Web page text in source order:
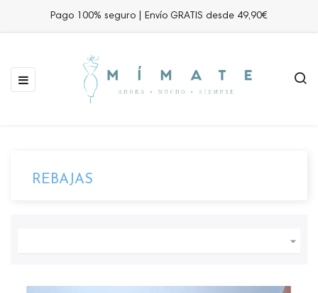
Pago 100% seguro | Envío GRATIS desde 49,90€
Navegación
de
☰
REBAJAS
